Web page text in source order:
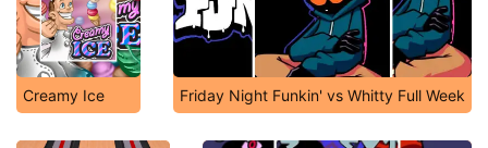
Creamy Ice Friday Night Funkin' vs Whitty Full Week